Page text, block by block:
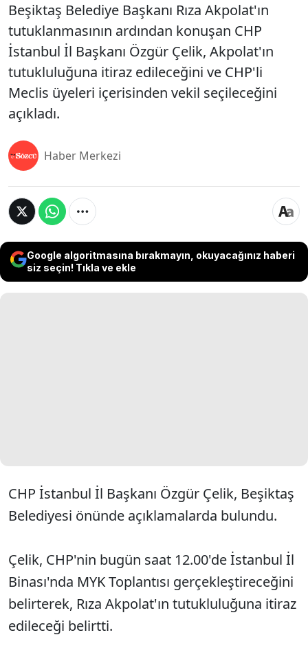
Beşiktaş Belediye Başkanı Rıza Akpolat'ın
tutuklanmasının ardından konuşan CHP
İstanbul İl Başkanı Özgür Çelik, Akpolat'ın
tutukluluğuna itiraz edileceğini ve CHP'li
Meclis üyeleri içerisinden vekil seçileceğini
açıkladı.
Haber Merkezi
Google algoritmasına bırakmayın, okuyacağınız haberi
siz seçin! Tıkla ve ekle
CHP İstanbul İl Başkanı Özgür Çelik, Beşiktaş
Belediyesi önünde açıklamalarda bulundu.
Çelik, CHP'nin bugün saat 12.00'de İstanbul İl
Binası'nda MYK Toplantısı gerçekleştireceğini
belirterek, Rıza Akpolat'ın tutukluluğuna itiraz
edileceği belirtti.